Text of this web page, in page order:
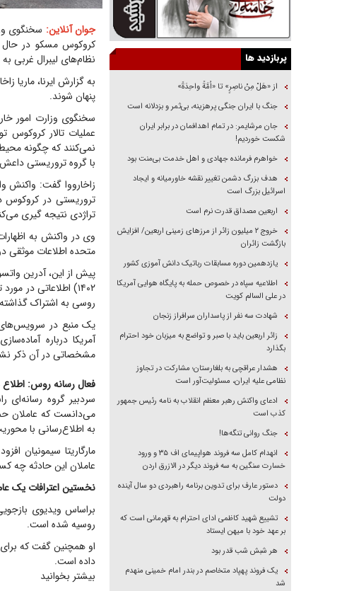
جوان آنلاین: سخنگوی
کروکوس مسکو در حال
نظام‌های لیبرال غربی
به گزارش ایرنا، ماریا
پنهان شوند.
سخنگوی وزارت امور
عملیات تالار
نمی‌کنند که چگونه
با گروه تروریستی
زاخارووا گفت: واکنش
تروریستی در
تراژدی نتیجه گیری
وی در واکنش به
متحده اطلاعات موثقی
پیش از این، آدرین
۱۴۰۲) اطلاعاتی در
روسی به اشتراک
یک منبع در سرویس‌های
آمریکا درباره
مشخصاتی در آن ذکر
فعال رسانه روس:
سردبیر گروه رسانه‌ای
می‌دانست که عاملان
به اطلاع‌رسانی با
مارگاریتا سیمونیان
عاملان این حادثه چه
نخستین اعترافات یک
روسیه شده است.
او همچنین گفت که برای
داده است.
بیشتر بخوانید
پربازدید ها
از «هَلْ مِنْ ناصِرٍ» تا «اُمَّةً واحِدَةً»
جنگ با ایران جنگی پرهزینه، بی‌ثمر و بزدلانه است
جان مرشایمر: در تمام اهدافمان در برابر ایران
شکست خوردیم!
خواهرم فرمانده جهادی و اهل خدمت بی‌منت بود
هدف بزرگ دشمن تغییر نقشه خاورمیانه و ایجاد
اسرائیل بزرگ است
اربعین مصداق قدرت نرم است
‌خروج ۲ میلیون زائر از مرز‌های زمینی اربعین/ افزایش
بازگشت زائران
یازدهمین دوره مسابقات رباتیک دانش آموزی کشور
اطلاعیه سپاه در خصوص حمله به پایگاه هوایی آمریکا
در علی السالم کویت
شهادت سه نفر از پاسداران سرافراز زنجان
زائر اربعین باید با صبر و تواضع به میزبان خود احترام
بگذارد
هشدار عراقچی به بلغارستان؛ مشارکت در تجاوز
نظامی علیه ایران، مسئولیت‌آور است
ادعای واکنش رهبر معظم انقلاب به نامه رئیس جمهور
کذب است
جنگ روانی تنگه‌ها!
انهدام کامل سه فروند هواپیمای اف ۳۵ و ورود
خسارت سنگین به سه فروند دیگر در الازرق اردن
دستور عارف برای تدوین برنامه راهبردی دو سال آینده
دولت
تشییع شهید کاظمی ادای احترام به قهرمانی است که
بر عهد خود با میهن ایستاد
هر شبش شب قدر بود
یک فروند پهپاد متخاصم در بندر امام خمینی منهدم
شد